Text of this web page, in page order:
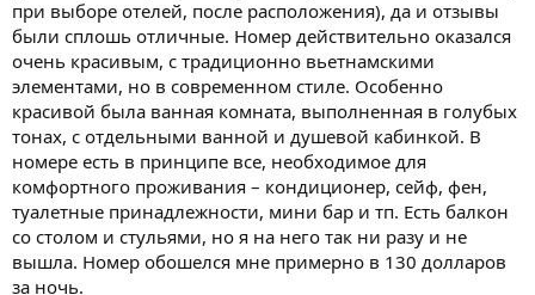
при выборе отелей, после расположения), да и отзывы
были сплошь отличные. Номер действительно оказался
очень красивым, с традиционно вьетнамскими
элементами, но в современном стиле. Особенно
красивой была ванная комната, выполненная в голубых
тонах, с отдельными ванной и душевой кабинкой. В
номере есть в принципе все, необходимое для
комфортного проживания – кондиционер, сейф, фен,
туалетные принадлежности, мини бар и тп. Есть балкон
со столом и стульями, но я на него так ни разу и не
вышла. Номер обошелся мне примерно в 130 долларов
за ночь.